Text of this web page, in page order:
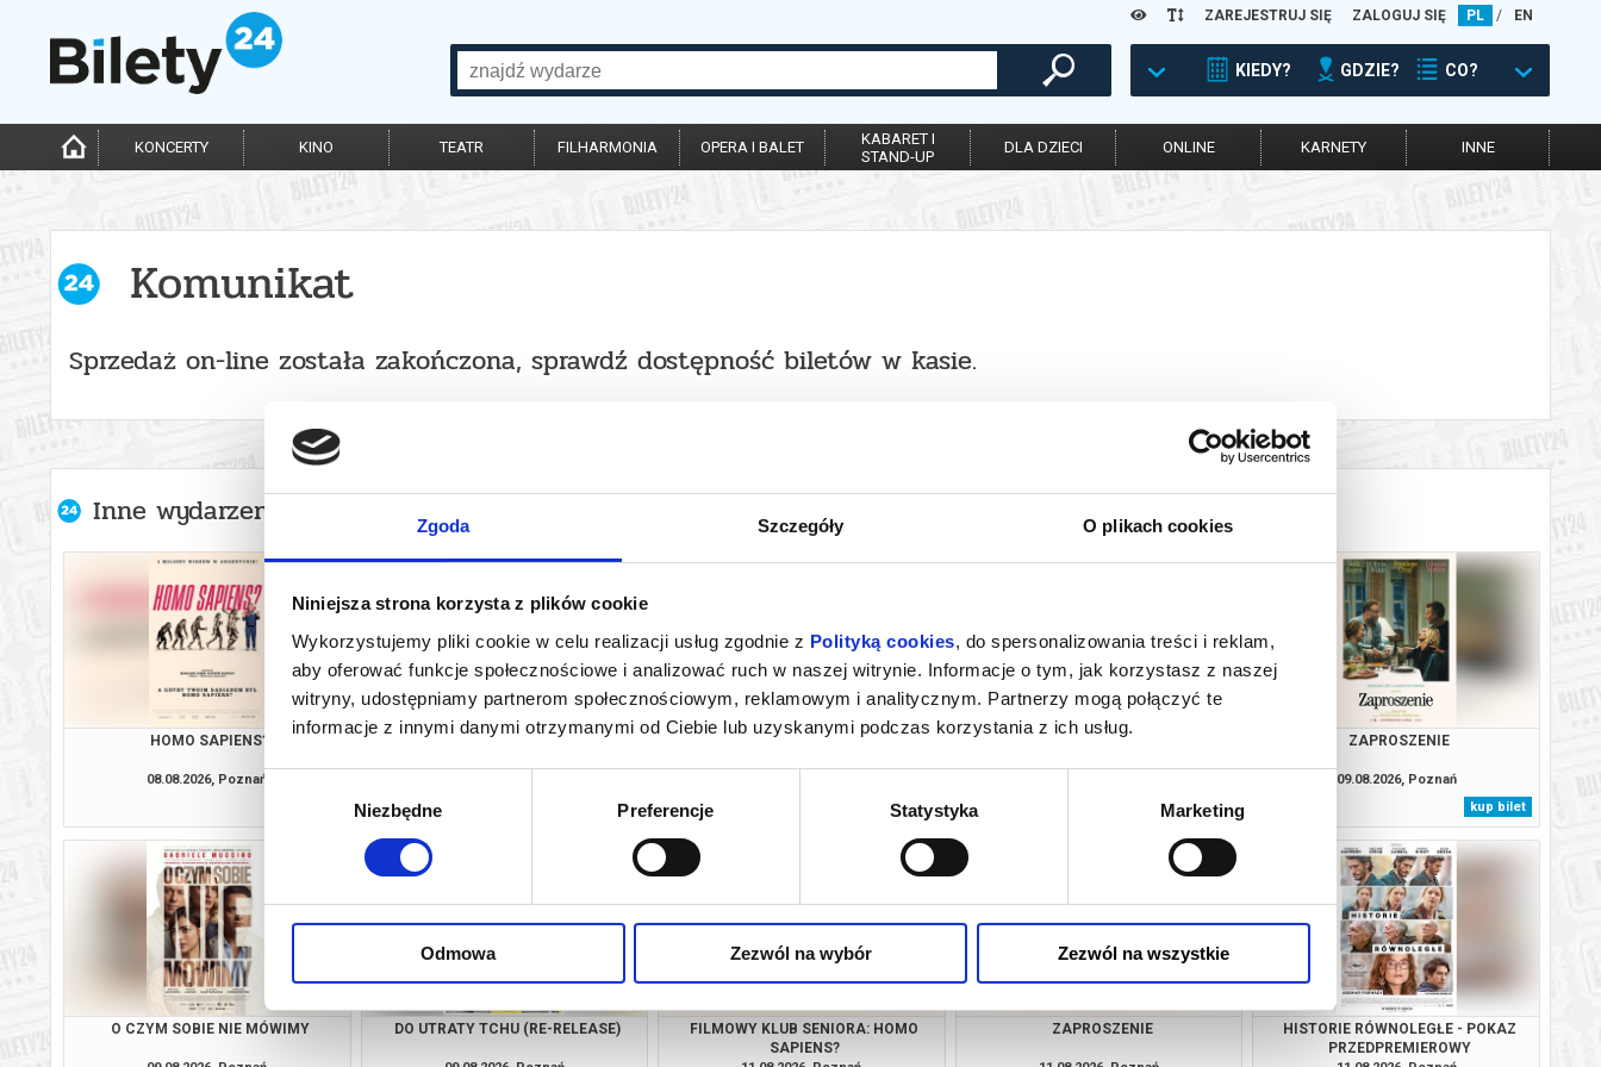
Zgoda Szczegóły O plikach cookies
Niniejsza strona korzysta z plików cookie
Wykorzystujemy pliki cookie w celu realizacji usług zgodnie z Polityką cookies, do spersonalizowania treści i reklam,
aby oferować funkcje społecznościowe i analizować ruch w naszej witrynie. Informacje o tym, jak korzystasz z naszej
witryny, udostępniamy partnerom społecznościowym, reklamowym i analitycznym. Partnerzy mogą połączyć te
informacje z innymi danymi otrzymanymi od Ciebie lub uzyskanymi podczas korzystania z ich usług.
Wybór
Niezbędne Preferencje Statystyka Marketing
Odmowa Zezwól na wybór Zezwól na wszystkie
ZAREJESTRUJ SIĘ ZALOGUJ SIĘ PL / EN
KIEDY? GDZIE? CO?
KONCERTY KINO TEATR FILHARMONIA OPERA I BALET
KABARET I
STAND-UP
DLA DZIECI ONLINE KARNETY INNE
Komunikat
Sprzedaż on-line została zakończona, sprawdź dostępność biletów w kasie.
Inne wydarzenia organizatora
HOMO SAPIENS?
08.08.2026, Poznań
ZAPROSZENIE
kup bilet
GORZKIE ŚWIĘTA - POKAZ
kup bilet
O CZYM SOBIE NIE MÓWIMY
kup bilet
ZAPROSZENIE
09.08.2026, Poznań
kup bilet
O CZYM SOBIE NIE MÓWIMY DO UTRATY TCHU (RE-RELEASE)
FILMOWY KLUB SENIORA: HOMO
SAPIENS?
ZAPROSZENIE
HISTORIE RÓWNOLEGŁE - POKAZ
PRZEDPREMIEROWY